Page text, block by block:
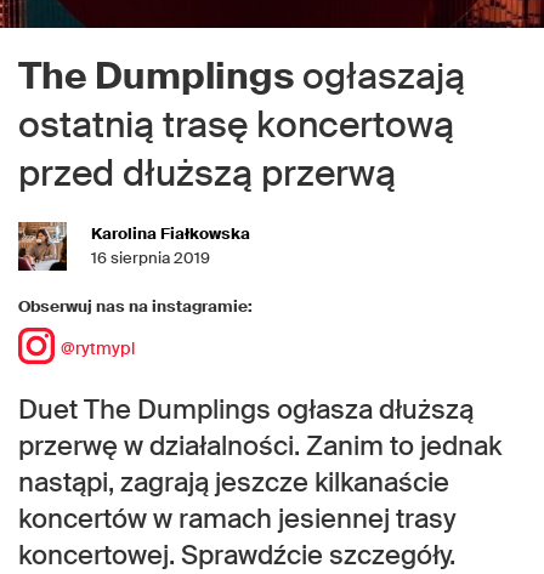
The Dumplings ogłaszają
ostatnią trasę koncertową
przed dłuższą przerwą
Karolina Fiałkowska
16 sierpnia 2019
Obserwuj nas na instagramie:
@rytmypl
Duet The Dumplings ogłasza dłuższą
przerwę w działalności. Zanim to jednak
nastąpi, zagrają jeszcze kilkanaście
koncertów w ramach jesiennej trasy
koncertowej. Sprawdźcie szczegóły.